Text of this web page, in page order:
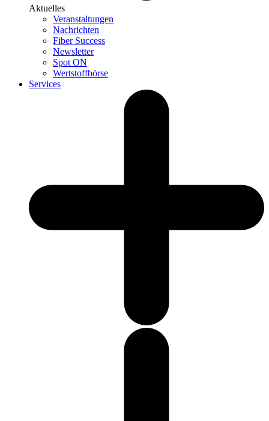
Aktuelles
Veranstaltungen
Nachrichten
Fiber Success
Newsletter
Spot ON
Wertstoffbörse
Services